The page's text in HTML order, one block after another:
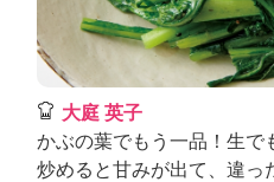
大庭 英子
かぶの葉でもう一品！生で
炒めると甘みが出て、違っ